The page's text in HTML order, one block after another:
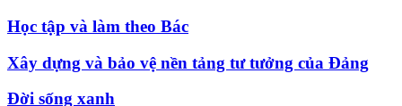
Học tập và làm theo Bác
Xây dựng và bảo vệ nền tảng tư tưởng của Đảng
Đời sống xanh